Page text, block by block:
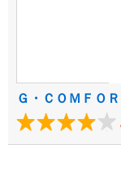
Ｇ・ＣＯＭＦＯ